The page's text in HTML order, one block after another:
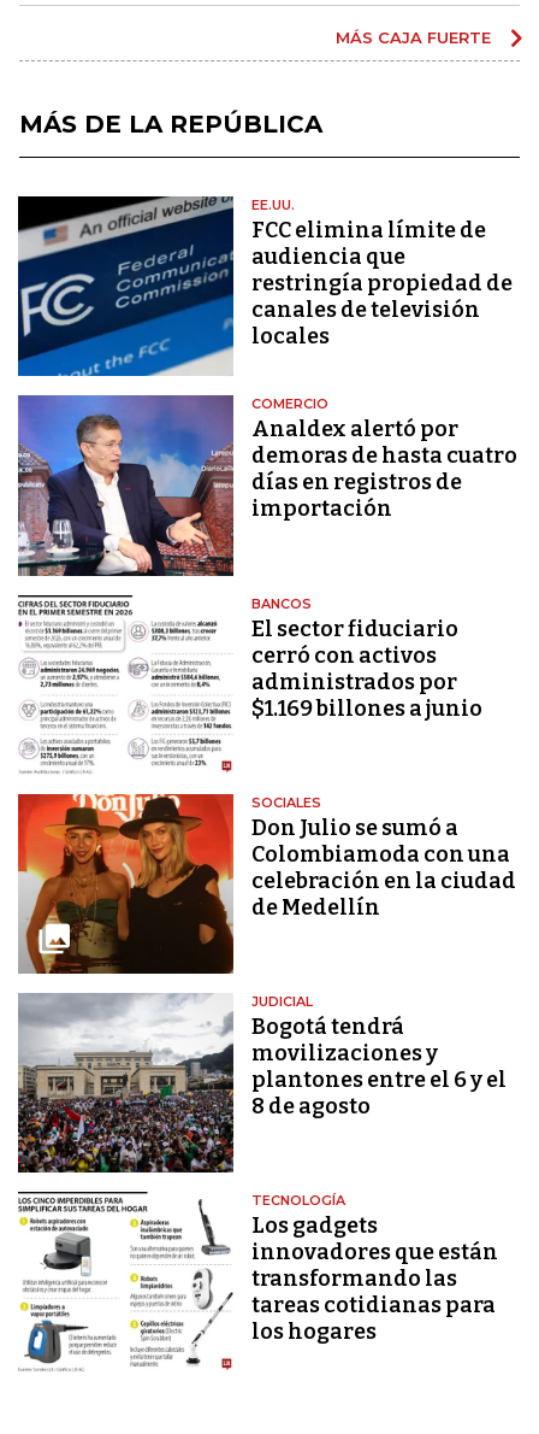
MÁS CAJA FUERTE
MÁS DE LA REPÚBLICA
EE.UU.
FCC elimina límite de
audiencia que
restringía propiedad de
canales de televisión
locales
COMERCIO
Analdex alertó por
demoras de hasta cuatro
días en registros de
importación
BANCOS
El sector fiduciario
cerró con activos
administrados por
$1.169 billones a junio
SOCIALES
Don Julio se sumó a
Colombiamoda con una
celebración en la ciudad
de Medellín
JUDICIAL
Bogotá tendrá
movilizaciones y
plantones entre el 6 y el
8 de agosto
TECNOLOGÍA
Los gadgets
innovadores que están
transformando las
tareas cotidianas para
los hogares